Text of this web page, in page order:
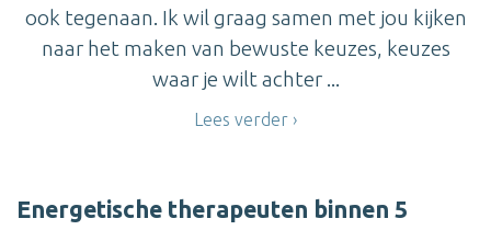
ook tegenaan. Ik wil graag samen met jou kijken
naar het maken van bewuste keuzes, keuzes
waar je wilt achter ...
Lees verder
Energetische therapeuten binnen 5